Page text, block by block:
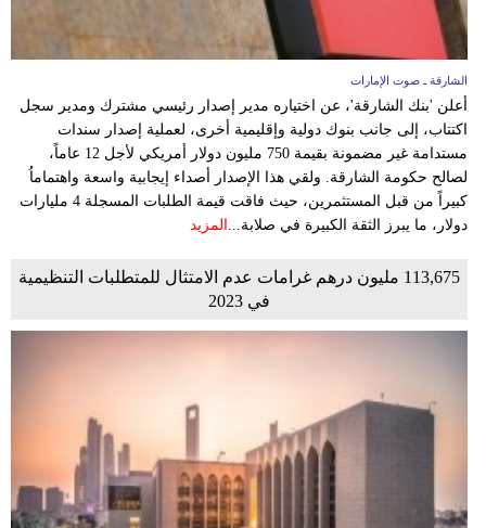
الشارقة ـ صوت الإمارات
أعلن 'بنك الشارقة'، عن اختياره مدير إصدار رئيسي مشترك ومدير سجل
اكتتاب، إلى جانب بنوك دولية وإقليمية أخرى، لعملية إصدار سندات
مستدامة غير مضمونة بقيمة 750 مليون دولار أمريكي لأجل 12 عاماً،
لصالح حكومة الشارقة. ولقي هذا الإصدار أصداء إيجابية واسعة واهتماماُ
كبيراً من قبل المستثمرين، حيث فاقت قيمة الطلبات المسجلة 4 مليارات
دولار، ما يبرز الثقة الكبيرة في صلابة... المزيد
113,675 مليون درهم غرامات عدم الامتثال للمتطلبات التنظيمية
في 2023